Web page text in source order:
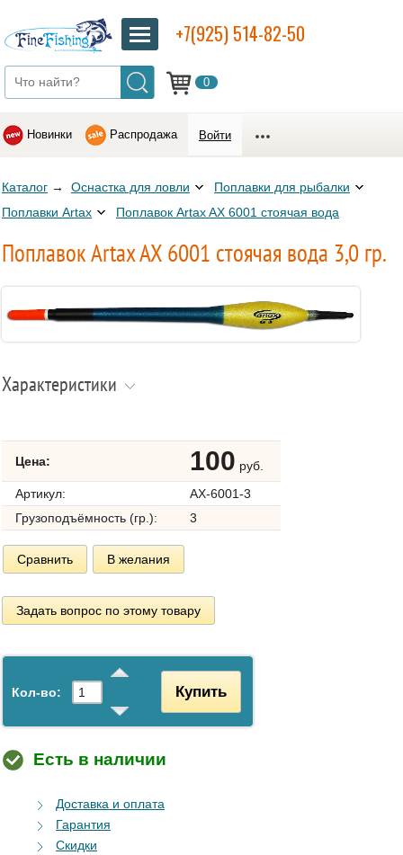
0
+7(925) 514-82-50
Новинки Распродажа Войти
Каталог → Оснастка для ловли
Поплавки для рыбалки
Поплавки Artax
Поплавок Artax AX 6001 стоячая вода
Поплавок Artax AX 6001 стоячая вода 3,0 гр.
Характеристики
Цена: 100 руб.
Артикул:
AX-6001-3
Грузоподъёмность (гр.):
3
Сравнить В желания
Задать вопрос по этому товару
Кол-во: Купить
Есть в наличии
Доставка и оплата
Гарантия
Скидки